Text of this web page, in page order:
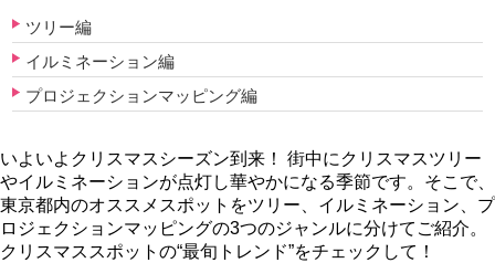
ツリー編
イルミネーション編
プロジェクションマッピング編
いよいよクリスマスシーズン到来！ 街中にクリスマスツリー
イルミネーションが点灯し華やかになる季節です。そこで、
東京都内のオススメスポットをツリー、イルミネーション、プ
ロジェクションマッピングの3つのジャンルに分けてご紹介。
クリスマススポットの“最旬トレンド”をチェックして！